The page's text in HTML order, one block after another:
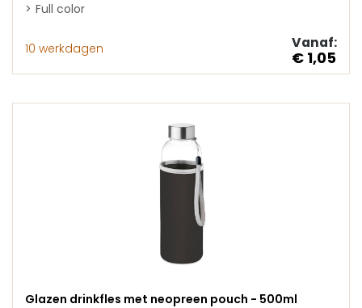
Full color
10 werkdagen Vanaf:
€ 1,05
Glazen drinkfles met neopreen pouch - 500ml